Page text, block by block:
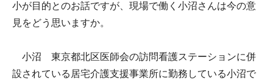
小が目的とのお話ですが、現場で働く小沼さんは今の意
見をどう思いますか。
小沼 東京都北区医師会の訪問看護ステーションに併
設されている居宅介護支援事業所に勤務している小沼で